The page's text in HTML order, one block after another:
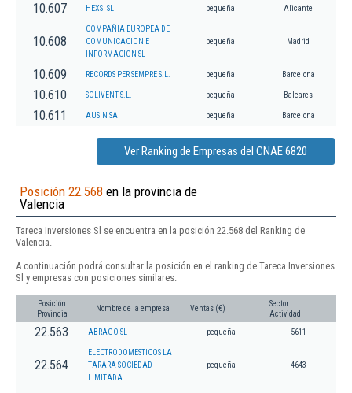
10.607 HEXSI SL pequeña Alicante
10.608
COMPAÑIA EUROPEA DE
COMUNICACION E
INFORMACION SL
pequeña Madrid
10.609 RECORDS PER SEMPRE S.L. pequeña Barcelona
10.610 SOLIVENT S.L. pequeña Baleares
10.611 AUSIN SA pequeña Barcelona
Ver Ranking de Empresas del CNAE 6820
Posición 22.568 en la provincia de
Valencia
Tareca Inversiones Sl se encuentra en la posición 22.568 del Ranking de
Valencia.
A continuación podrá consultar la posición en el ranking de Tareca Inversiones
Sl y empresas con posiciones similares:
Posición
Provincia
Nombre de la empresa Ventas (€)
Sector
Actividad
22.563 ABRAGO SL pequeña 5611
22.564
ELECTRODOMESTICOS LA
TARARA SOCIEDAD
LIMITADA
pequeña 4643